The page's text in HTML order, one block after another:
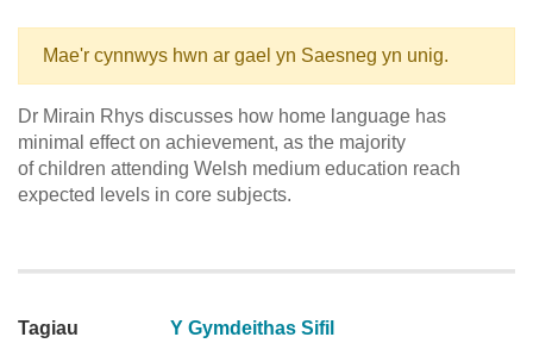
Mae'r cynnwys hwn ar gael yn Saesneg yn unig.
Dr Mirain Rhys discusses how home language has
minimal effect on achievement, as the majority
of children attending Welsh medium education reach
expected levels in core subjects.
Tagiau Y Gymdeithas Sifil